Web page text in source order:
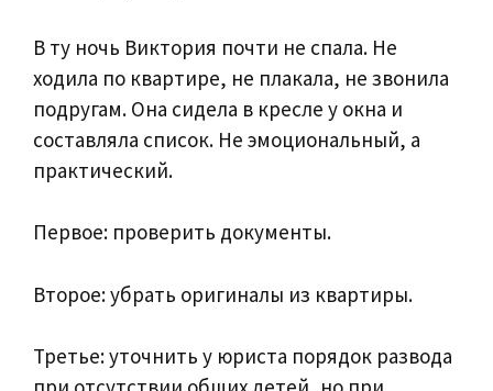
В ту ночь Виктория почти не спала. Не
ходила по квартире, не плакала, не звонила
подругам. Она сидела в кресле у окна и
составляла список. Не эмоциональный, а
практический.
Первое: проверить документы.
Второе: убрать оригиналы из квартиры.
Третье: уточнить у юриста порядок развода